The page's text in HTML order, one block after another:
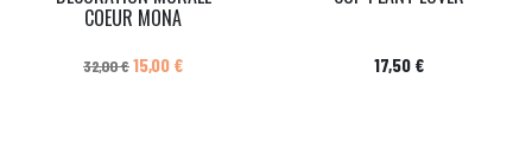
COEUR MONA
Prix de base
32,00 €Prix
15,00 € Prix
17,50 €